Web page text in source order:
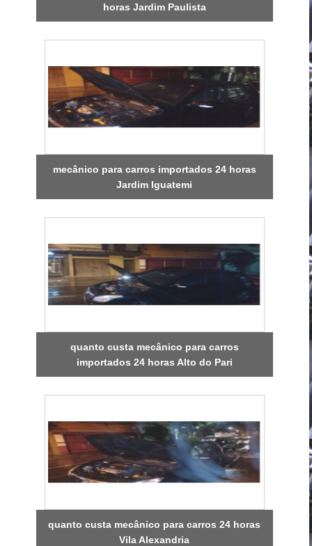
horas Jardim Paulista
mecânico para carros importados 24 horas
Jardim Iguatemi
quanto custa mecânico para carros
importados 24 horas Alto do Pari
quanto custa mecânico para carros 24 horas
Vila Alexandria